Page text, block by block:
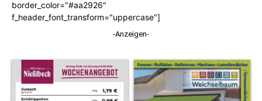
border_color="#aa2926"
f_header_font_transform="uppercase"]
-Anzeigen-